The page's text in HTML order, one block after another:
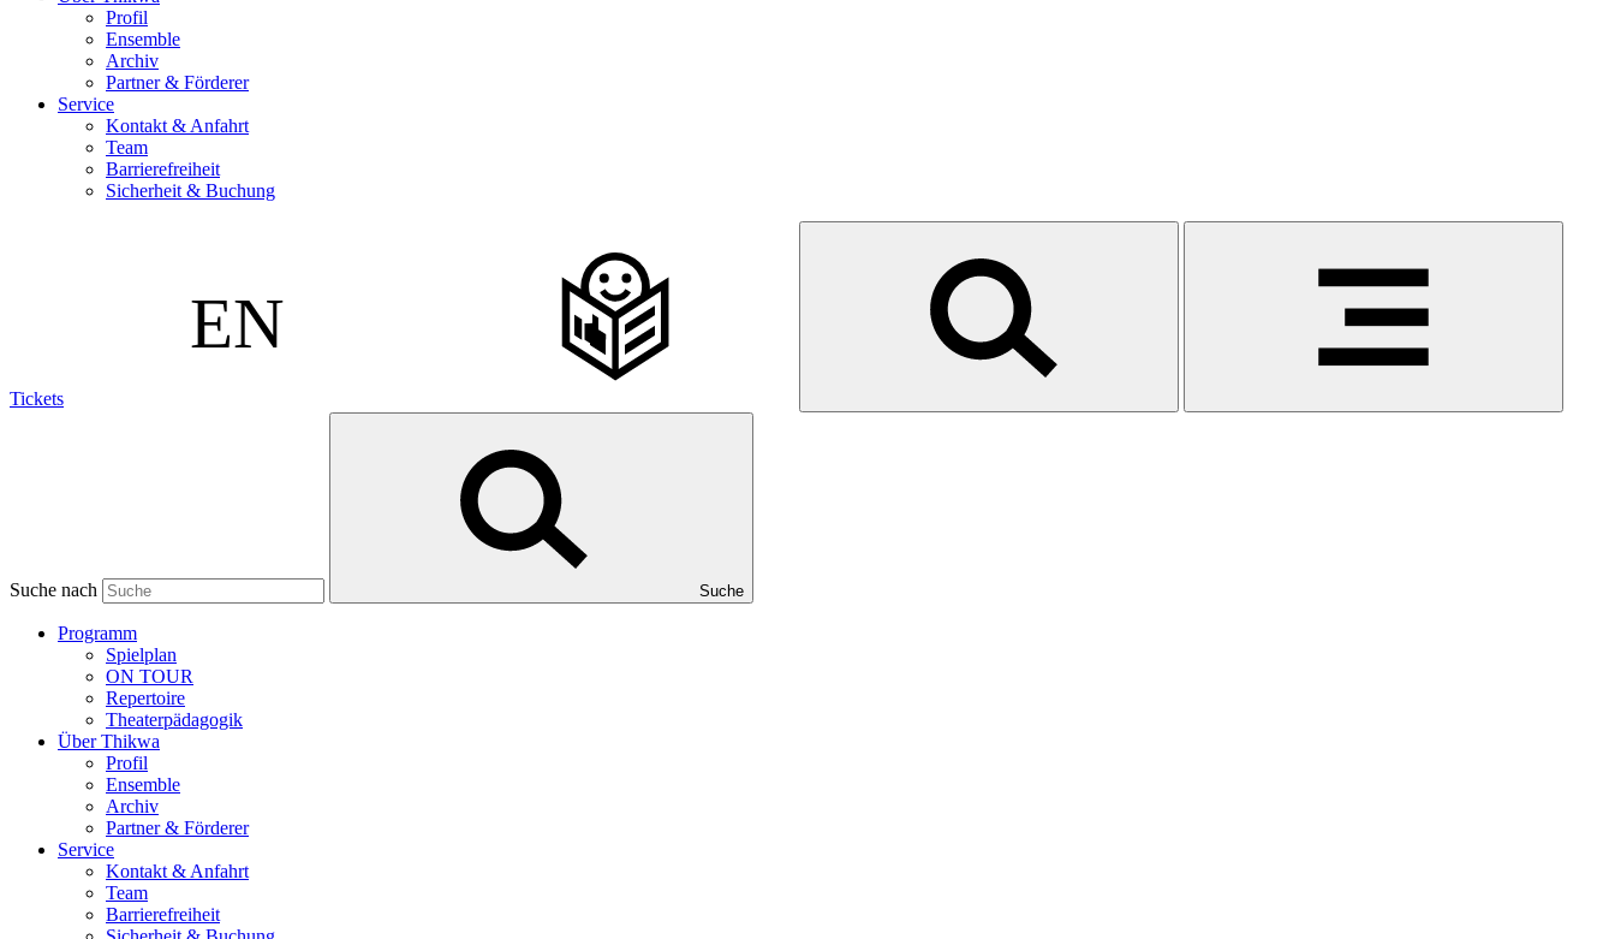
Profil
Ensemble
Archiv
Partner & Förderer
Service
Kontakt & Anfahrt
Team
Barrierefreiheit
Sicherheit & Buchung
Tickets
Suche nach Suche
Programm
Spielplan
ON TOUR
Repertoire
Theaterpädagogik
Über Thikwa
Profil
Ensemble
Archiv
Partner & Förderer
Service
Kontakt & Anfahrt
Team
Barrierefreiheit